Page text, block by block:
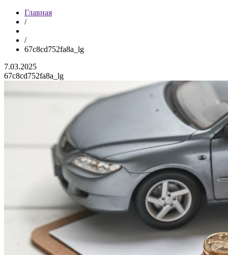
Главная
/
/
67c8cd752fa8a_lg
7.03.2025
67c8cd752fa8a_lg